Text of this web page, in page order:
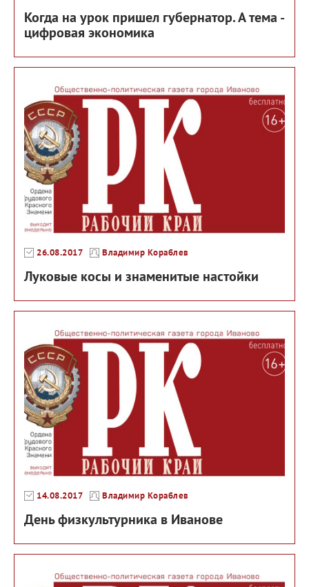
Когда на урок пришел губернатор. А тема -
цифровая экономика
26.08.2017 Владимир Кораблев
Луковые косы и знаменитые настойки
14.08.2017 Владимир Кораблев
День физкультурника в Иванове